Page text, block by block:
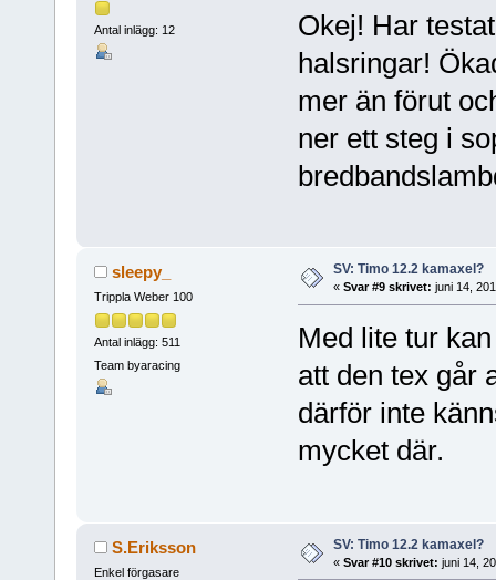
Antal inlägg: 12
Okej! Har
halsringar!
mer än förut
ner ett steg i
sleepy_
Trippla Weber 100
Antal inlägg: 511
Team byaracing
SV: Timo 12.2 kamaxel?
« Svar #9 skrivet: juni 14,
Med lite tur
att den tex går
därför inte
mycket där.
S.Eriksson
Enkel förgasare
SV: Timo 12.2 kamaxel?
« Svar #10 skrivet: juni 14,